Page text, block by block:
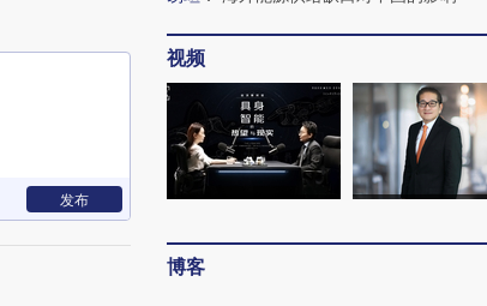
发布
视频
博客